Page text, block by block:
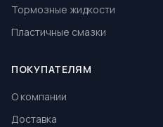
Тормозные жидкости
Пластичные смазки
ПОКУПАТЕЛЯМ
О компании
Доставка